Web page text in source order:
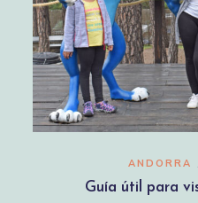
ANDORRA
Guía útil para